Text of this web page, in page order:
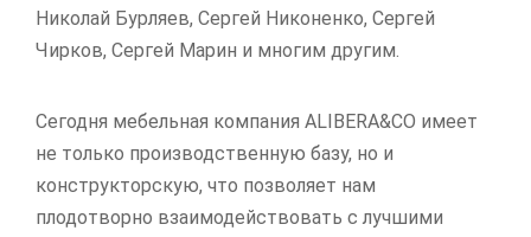
Николай Бурляев, Сергей Никоненко, Сергей
Чирков, Сергей Марин и многим другим.
Сегодня мебельная компания ALIBERA&CO имеет
не только производственную базу, но и
конструкторскую, что позволяет нам
плодотворно взаимодействовать с лучшими